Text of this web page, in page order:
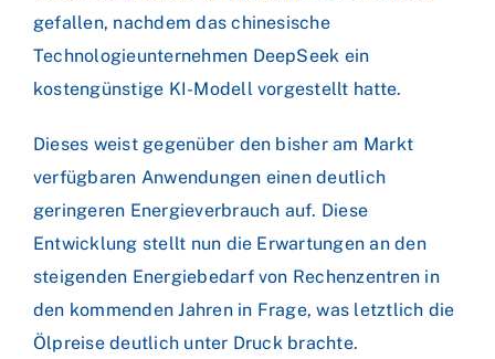
gefallen, nachdem das chinesische
Technologieunternehmen DeepSeek ein
kostengünstige KI-Modell vorgestellt hatte.
Dieses weist gegenüber den bisher am Markt
verfügbaren Anwendungen einen deutlich
geringeren Energieverbrauch auf. Diese
Entwicklung stellt nun die Erwartungen an den
steigenden Energiebedarf von Rechenzentren in
den kommenden Jahren in Frage, was letztlich die
Ölpreise deutlich unter Druck brachte.